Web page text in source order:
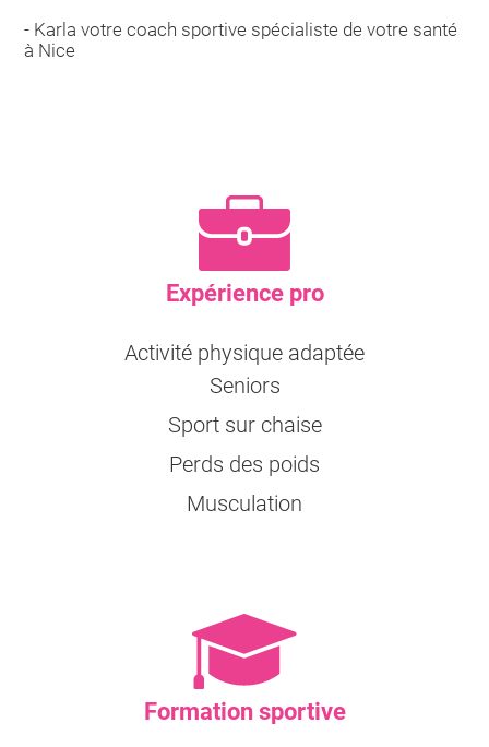
- Karla votre coach sportive spécialiste de votre santé
à Nice
Expérience pro
Activité physique adaptée
Seniors
Sport sur chaise
Perds des poids
Musculation
Formation sportive